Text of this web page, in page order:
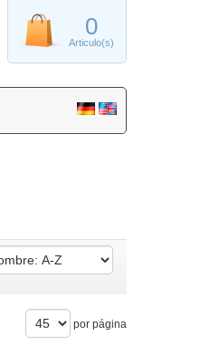
por página
0
Articulo(s)